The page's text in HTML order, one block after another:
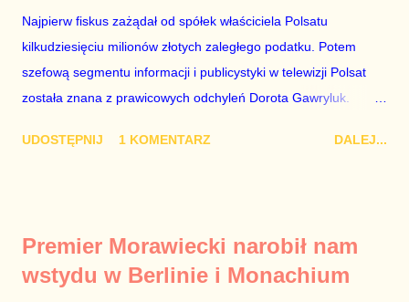
Najpierw fiskus zażądał od spółek właściciela Polsatu
kilkudziesięciu milionów złotych zaległego podatku. Potem
szefową segmentu informacji i publicystyki w telewizji Polsat
została znana z prawicowych odchyleń Dorota Gawryluk.
marionetka partii rządzącej, żona agenta SB, który jest obecnie
tylko tam, gdzie nie ma trudnych pytań. Taki obrót spraw
przyjmuję ze smutkiem. Właściciela Polsatu – Zygmunta
UDOSTĘPNIJ 1 KOMENTARZ DALEJ...
Premier Morawiecki narobił nam
wstydu w Berlinie i Monachium